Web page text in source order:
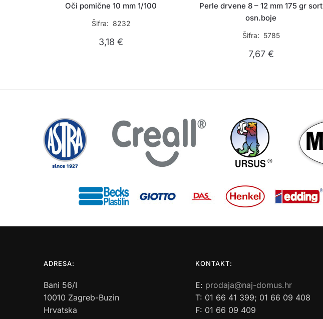
Oči pomične 10 mm 1/100
Šifra: 8232
3,18€
Perle drvene 8 – 12 mm 175 gr sort
osn.boje
Šifra: 5785
7,67 €
ADRESA:
Bani 56/I
10010 Zagreb-Buzin
Hrvatska
KONTAKT:
E: prodaja@naj-domus.hr
T: 01 66 41 399; 01 66 09 408
F: 01 66 09 409